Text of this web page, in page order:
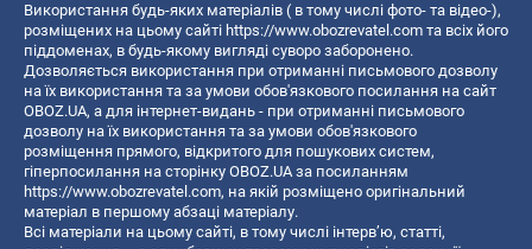
Використання будь-яких матеріалів ( в тому числі фото- та відео-),
розміщених на цьому сайті https://www.obozrevatel.com та всіх його
піддоменах, в будь-якому вигляді суворо заборонено.
Дозволяється використання при отриманні письмового дозволу
на їх використання та за умови обов'язкового посилання на сайт
OBOZ.UA, а для інтернет-видань - при отриманні письмового
дозволу на їх використання та за умови обов'язкового
розміщення прямого, відкритого для пошукових систем,
гіперпосилання на сторінку OBOZ.UA за посиланням
https://www.obozrevatel.com, на якій розміщено оригінальний
матеріал в першому абзаці матеріалу.
Всі матеріали на цьому сайті, в тому числі інтерв’ю, статті,